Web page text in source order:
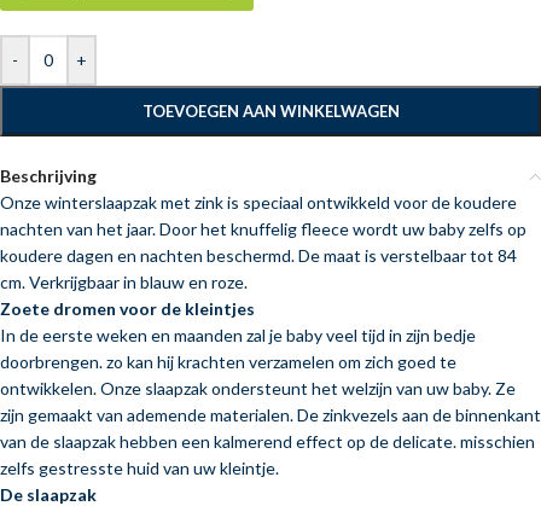
- +
TOEVOEGEN AAN WINKELWAGEN
Beschrijving
Onze winterslaapzak met zink is speciaal ontwikkeld voor de koudere
nachten van het jaar. Door het knuffelig fleece wordt uw baby zelfs op
koudere dagen en nachten beschermd. De maat is verstelbaar tot 84
cm. Verkrijgbaar in blauw en roze.
Zoete dromen voor de kleintjes
In de eerste weken en maanden zal je baby veel tijd in zijn bedje
doorbrengen. zo kan hij krachten verzamelen om zich goed te
ontwikkelen. Onze slaapzak ondersteunt het welzijn van uw baby. Ze
zijn gemaakt van ademende materialen. De zinkvezels aan de binnenkant
van de slaapzak hebben een kalmerend effect op de delicate. misschien
zelfs gestresste huid van uw kleintje.
De slaapzak